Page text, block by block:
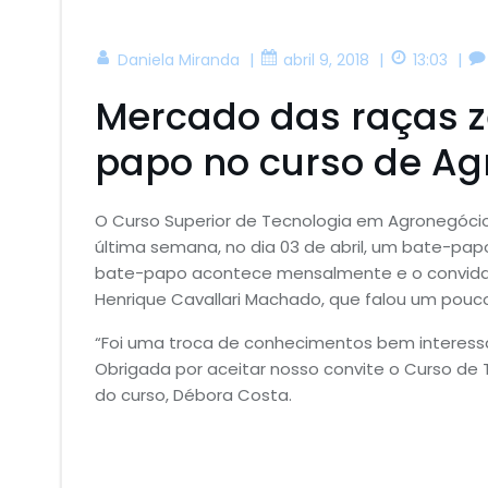
Daniela Miranda | abril 9, 2018 | 13:03 |
Mercado das raças
papo no curso de
O Curso Superior de Tecnologia em
última semana, no dia 03 de abril, um bate-
bate-papo acontece mensalmente e o
Henrique Cavallari Machado, que falou um
“Foi uma troca de conhecimentos bem
Obrigada por aceitar nosso convite o Curso
do curso, Débora Costa.